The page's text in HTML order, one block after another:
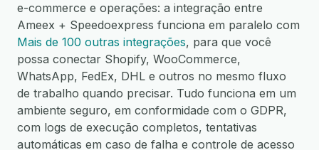
e-commerce e operações: a integração entre
Ameex + Speedoexpress funciona em paralelo com
Mais de 100 outras integrações, para que você
possa conectar Shopify, WooCommerce,
WhatsApp, FedEx, DHL e outros no mesmo fluxo
de trabalho quando precisar. Tudo funciona em um
ambiente seguro, em conformidade com o GDPR,
com logs de execução completos, tentativas
automáticas em caso de falha e controle de acesso